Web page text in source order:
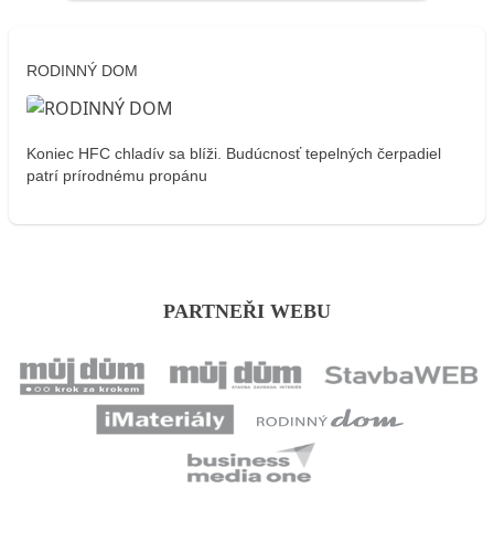
RODINNÝ DOM
Koniec HFC chladív sa blíži. Budúcnosť tepelných čerpadiel
patrí prírodnému propánu
PARTNEŘI WEBU